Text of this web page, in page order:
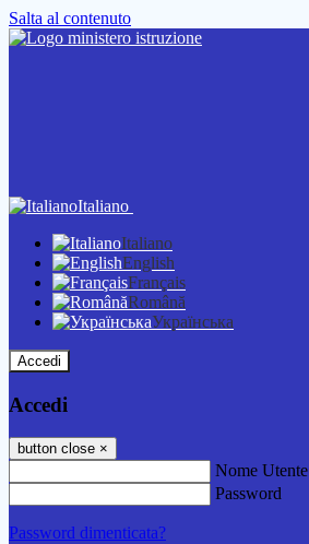
Salta al contenuto
Italiano
Italiano
English
Français
Română
Українська
Accedi
Accedi
button close ×
Nome Utente
Password
Password dimenticata?